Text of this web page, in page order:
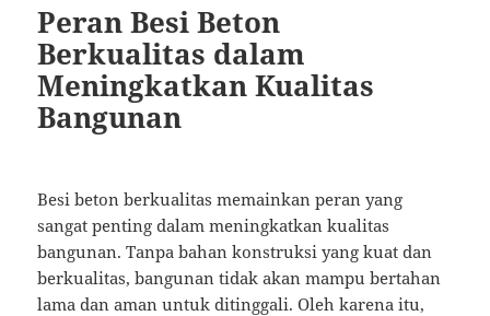
Peran Besi Beton
Berkualitas dalam
Meningkatkan Kualitas
Bangunan
Besi beton berkualitas memainkan peran yang
sangat penting dalam meningkatkan kualitas
bangunan. Tanpa bahan konstruksi yang kuat dan
berkualitas, bangunan tidak akan mampu bertahan
lama dan aman untuk ditinggali. Oleh karena itu,